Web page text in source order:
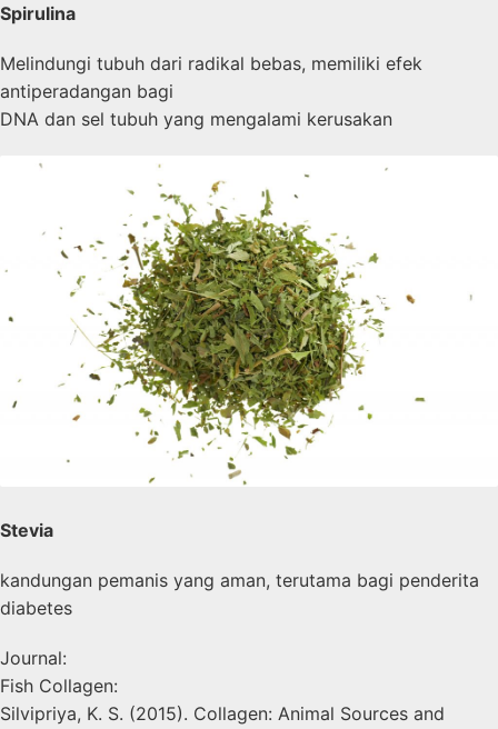
Spirulina
Melindungi tubuh dari radikal bebas, memiliki efek
antiperadangan bagi
DNA dan sel tubuh yang mengalami kerusakan
Stevia
kandungan pemanis yang aman, terutama bagi penderita
diabetes
Journal:
Fish Collagen:
Silvipriya, K. S. (2015). Collagen: Animal Sources and